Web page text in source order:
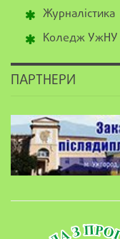
Журналістика
Коледж УжНУ
ПАРТНЕРИ